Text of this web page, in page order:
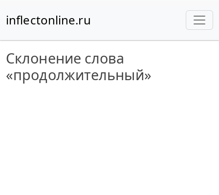
inflectonline.ru
Склонение слова
«продолжительный»